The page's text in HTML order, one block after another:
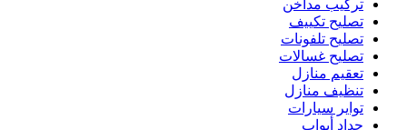
تركيب مداخن
تصليح تكييف
تصليح تلفونات
تصليح غسالات
تعقيم منازل
تنظيف منازل
تواير سيارات
حداد أبواب